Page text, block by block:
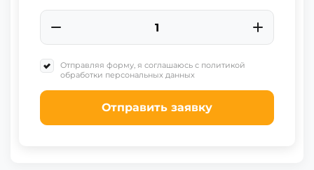
Отправляя форму, я соглашаюсь с политикой
обработки персональных данных
Отправить заявку